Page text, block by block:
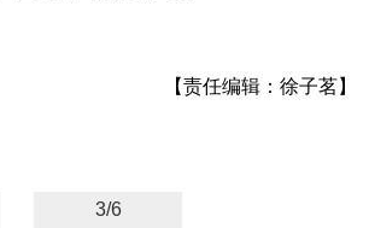
【责任编辑：徐子茗】
3/6